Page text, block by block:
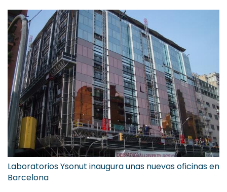
Laboratorios Ysonut inaugura unas nuevas oficinas en
Barcelona